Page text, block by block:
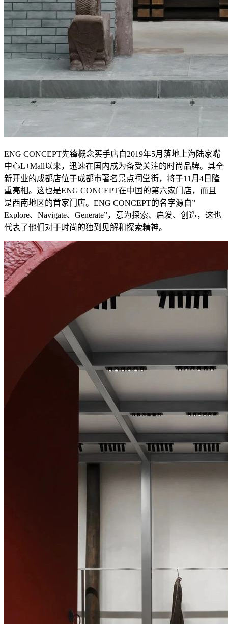
ENG CONCEPT先锋概念买手店自2019年5月落地上海陆家嘴
中心L+Mall以来，迅速在国内成为备受关注的时尚品牌。其全
新开业的成都店位于成都市著名景点祠堂街，将于11月4日隆
重亮相。这也是ENG CONCEPT在中国的第六家门店，而且
是西南地区的首家门店。ENG CONCEPT的名字源自”
Explore、Navigate、Generate”，意为探索、启发、创造，这也
代表了他们对于时尚的独到见解和探索精神。